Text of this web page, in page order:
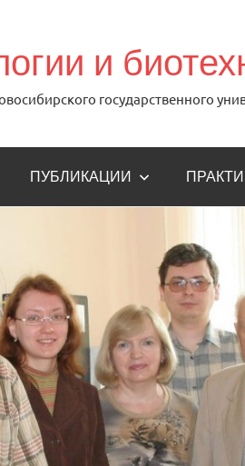
и
государственного
ПУБЛИКАЦИИ